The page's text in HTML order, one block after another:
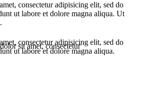
consectetur adipisicing elit, sed do
ut labore et dolore magna aliqua. Ut
sit amet, consectetur
consectetur adipisicing elit, sed do
ut labore et dolore magna aliqua.